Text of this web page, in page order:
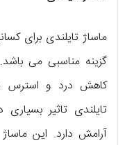
ماساژ تایلندی برای
گزینه مناسبی می
کاهش درد و استرس
تایلندی تاثیر
آرامش دارد. این